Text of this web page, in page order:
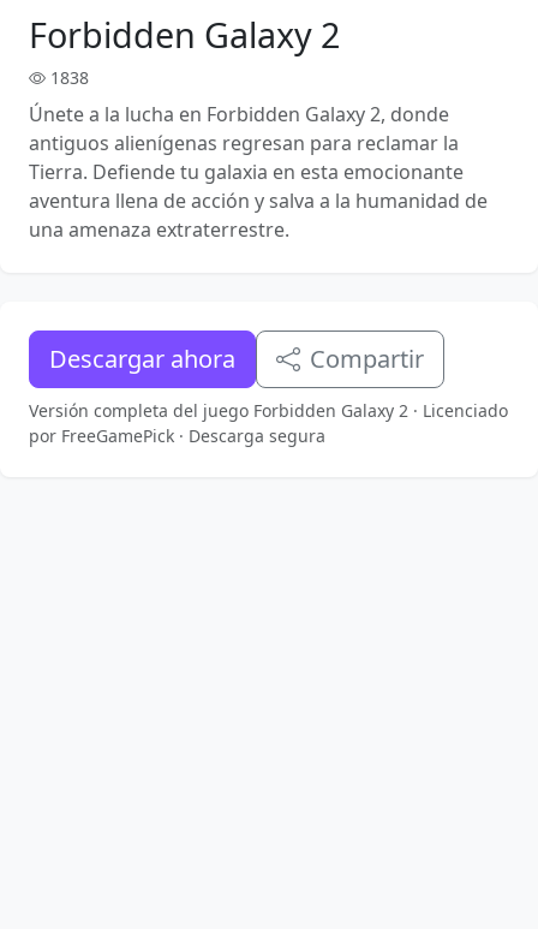
Forbidden Galaxy 2
1838
Únete a la lucha en Forbidden Galaxy 2, donde
antiguos alienígenas regresan para reclamar la
Tierra. Defiende tu galaxia en esta emocionante
aventura llena de acción y salva a la humanidad de
una amenaza extraterrestre.
Descargar ahora Compartir
Versión completa del juego Forbidden Galaxy 2 · Licenciado
por FreeGamePick · Descarga segura